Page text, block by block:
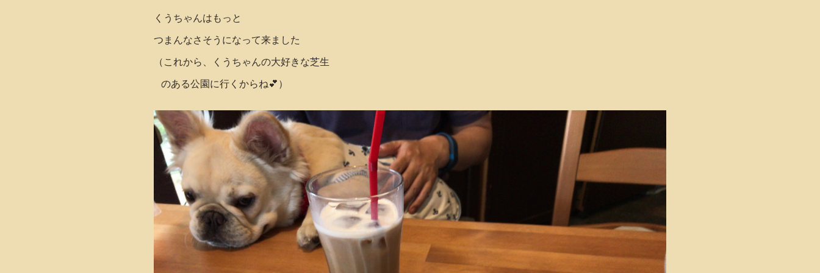
くうちゃんはもっと
つまんなさそうになって来ました
（これから、くうちゃんの大好きな芝生
のある公園に行くからね💕）